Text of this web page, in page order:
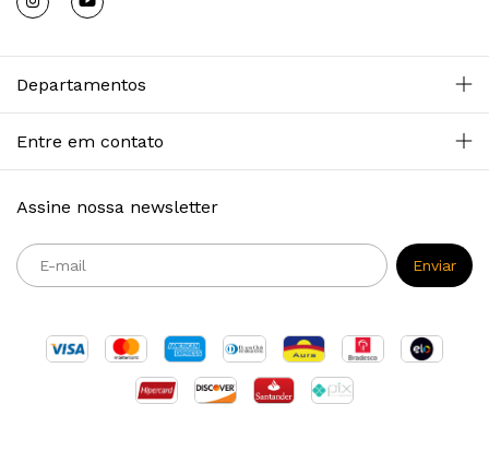
Departamentos
Entre em contato
Assine nossa newsletter